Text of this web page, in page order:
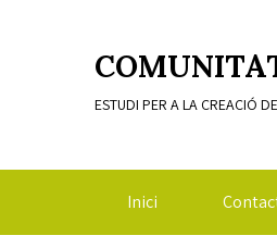
ESTUDI PER A LA CREACIÓ
Inici